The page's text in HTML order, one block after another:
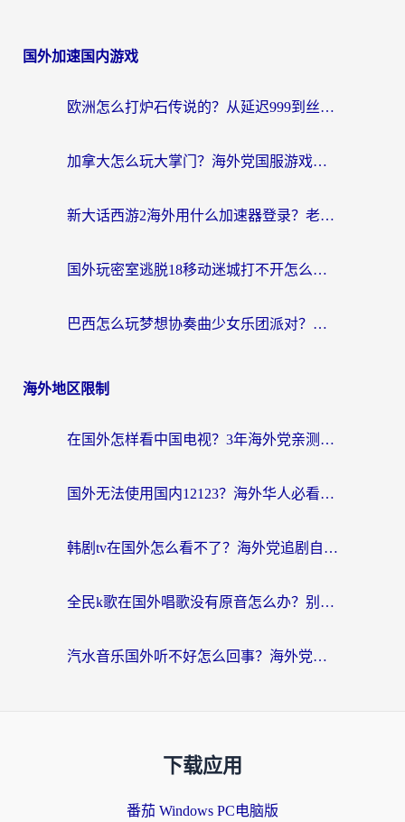
国外加速国内游戏
欧洲怎么打炉石传说的？从延迟999到丝滑上分，我找到了靠谱加速器
加拿大怎么玩大掌门？海外党国服游戏加速避坑指南（附实用工具推荐）
新大话西游2海外用什么加速器登录？老玩家亲测有效的国服游戏加速指南
国外玩密室逃脱18移动迷城打不开怎么办？海外玩家亲测有效的解决指南
巴西怎么玩梦想协奏曲少女乐团派对？海外党必看的国服游戏加速全攻略（附波兰天涯明月刀实用技巧）
海外地区限制
在国外怎样看中国电视？3年海外党亲测有效的追剧加速器指南
国外无法使用国内12123？海外华人必看：选对回国加速器，解决迪拜语音+12123访问难题
韩剧tv在国外怎么看不了？海外党追剧自由的终极解决方案来了
全民k歌在国外唱歌没有原音怎么办？别让地域限制毁了你的麦霸时刻
汽水音乐国外听不好怎么回事？海外党亲测有效的回国加速方案来了
下载应用
番茄 Windows PC电脑版